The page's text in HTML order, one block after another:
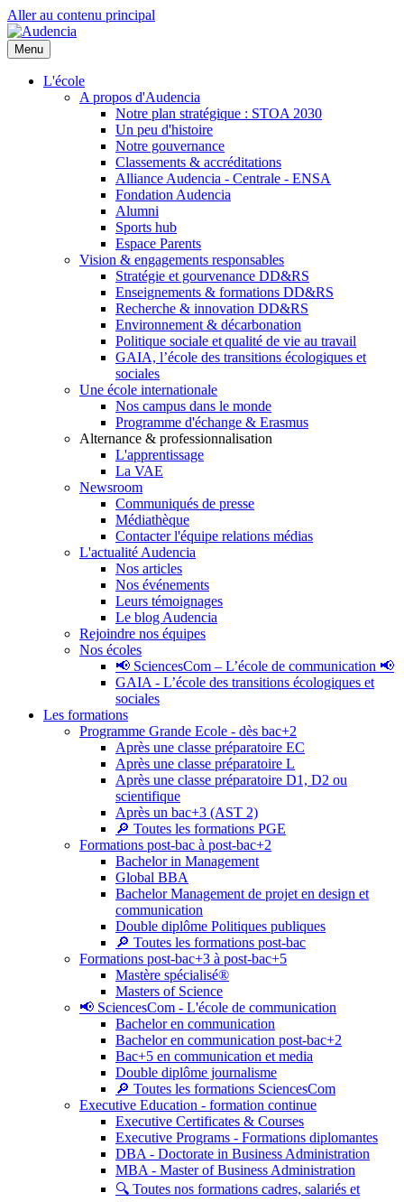
Aller au contenu principal
Menu
L'école
A propos d'Audencia
Notre plan stratégique : STOA 2030
Un peu d'histoire
Notre gouvernance
Classements & accréditations
Alliance Audencia - Centrale - ENSA
Fondation Audencia
Alumni
Sports hub
Espace Parents
Vision & engagements responsables
Stratégie et gourvenance DD&RS
Enseignements & formations DD&RS
Recherche & innovation DD&RS
Environnement & décarbonation
Politique sociale et qualité de vie au travail
GAIA, l’école des transitions écologiques et
sociales
Une école internationale
Nos campus dans le monde
Programme d'échange & Erasmus
Alternance & professionnalisation
L'apprentissage
La VAE
Newsroom
Communiqués de presse
Médiathèque
Contacter l'équipe relations médias
L'actualité Audencia
Nos articles
Nos événements
Leurs témoignages
Le blog Audencia
Rejoindre nos équipes
Nos écoles
📢 SciencesCom – L’école de communication 📢
GAIA - L’école des transitions écologiques et
sociales
Les formations
Programme Grande Ecole - dès bac+2
Après une classe préparatoire EC
Après une classe préparatoire L
Après une classe préparatoire D1, D2 ou
scientifique
Après un bac+3 (AST 2)
🔎 Toutes les formations PGE
Formations post-bac à post-bac+2
Bachelor in Management
Global BBA
Bachelor Management de projet en design et
communication
Double diplôme Politiques publiques
🔎 Toutes les formations post-bac
Formations post-bac+3 à post-bac+5
Mastère spécialisé®
Masters of Science
📢 SciencesCom - L'école de communication
Bachelor en communication
Bachelor en communication post-bac+2
Bac+5 en communication et media
Double diplôme journalisme
🔎 Toutes les formations SciencesCom
Executive Education - formation continue
Executive Certificates & Courses
Executive Programs - Formations diplomantes
DBA - Doctorate in Business Administration
MBA - Master of Business Administration
🔍 Toutes nos formations cadres, salariés et